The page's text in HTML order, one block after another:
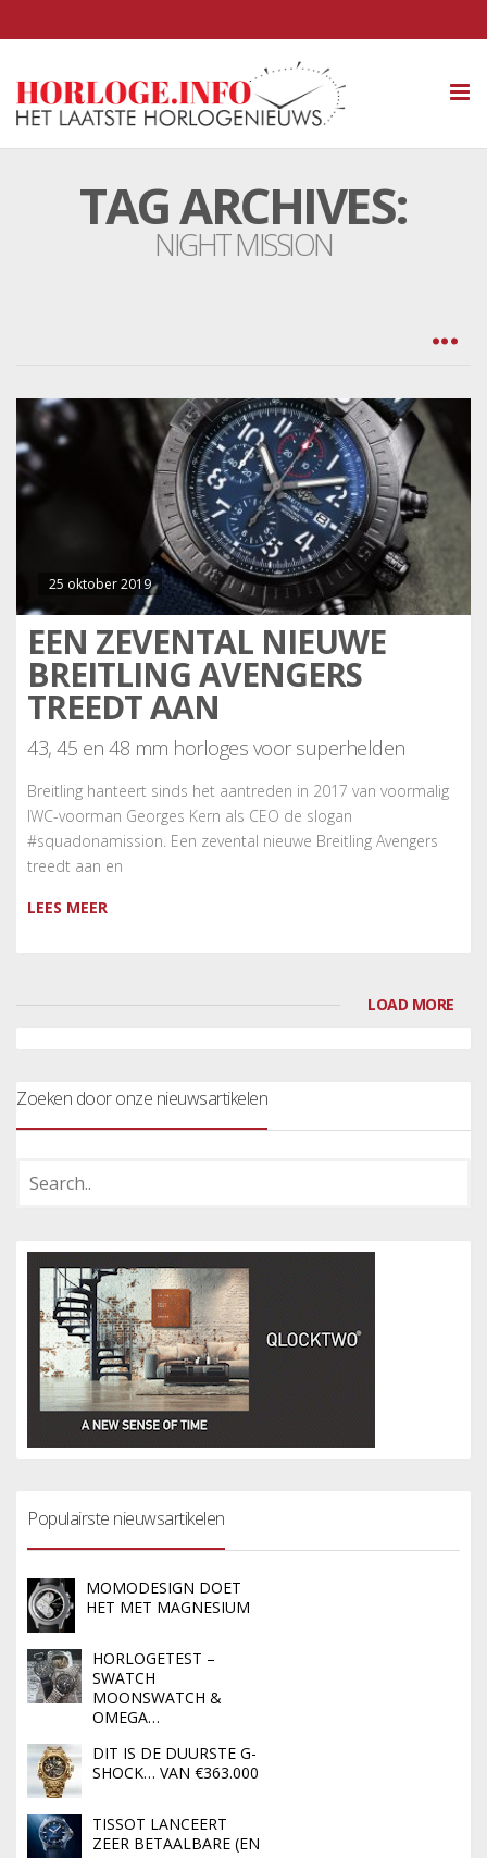
TAG ARCHIVES:
NIGHT MISSION
25 oktober 2019
EEN ZEVENTAL NIEUWE
BREITLING AVENGERS
TREEDT AAN
43, 45 en 48 mm horloges voor superhelden
Breitling hanteert sinds het aantreden in 2017 van voormalig
IWC-voorman Georges Kern als CEO de slogan
#squadonamission. Een zevental nieuwe Breitling Avengers
treedt aan en
LEES MEER
LOAD MORE
Zoeken door onze nieuwsartikelen
Populairste nieuwsartikelen
MOMODESIGN DOET
HET MET MAGNESIUM
HORLOGETEST –
SWATCH
MOONSWATCH &
OMEGA…
DIT IS DE DUURSTE G-
SHOCK… VAN €363.000
TISSOT LANCEERT
ZEER BETAALBARE (EN